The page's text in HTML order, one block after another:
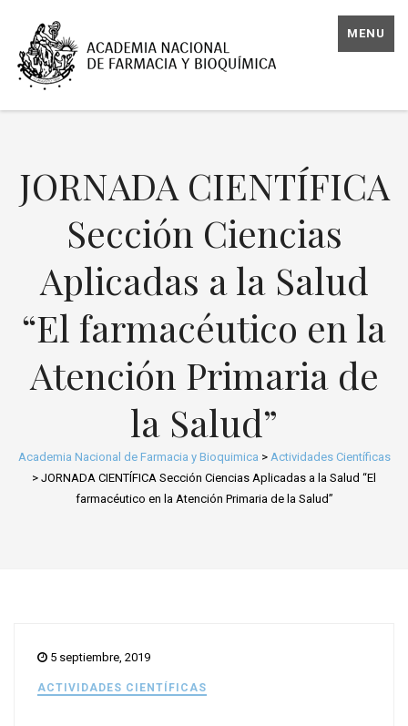
MENU
JORNADA CIENTÍFICA
Sección Ciencias
Aplicadas a la Salud
“El farmacéutico en la
Atención Primaria de
la Salud”
Academia Nacional de Farmacia y Bioquimica > Actividades Científicas
> JORNADA CIENTÍFICA Sección Ciencias Aplicadas a la Salud “El
farmacéutico en la Atención Primaria de la Salud”
5 septiembre, 2019
ACTIVIDADES CIENTÍFICAS